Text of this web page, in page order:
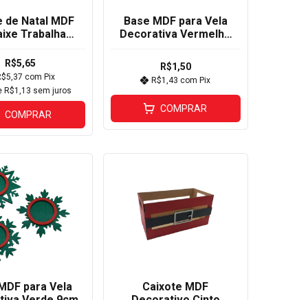
de Natal MDF
Trabalhada
R$5,65
com Pix
R$1,13 sem juros
COMPRAR
Base MDF para Vela
Decorativa Vermelho
R$1,50
R$1,43com Pix
COMPRAR
para Vela
Caixote MDF